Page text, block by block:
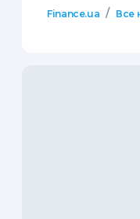
Finance.ua / Все